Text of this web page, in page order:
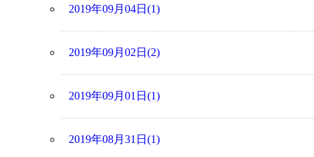
2019年09月04日(1)
2019年09月02日(2)
2019年09月01日(1)
2019年08月31日(1)